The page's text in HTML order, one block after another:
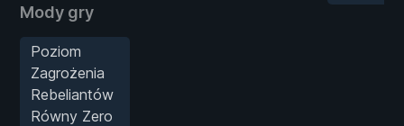
Mody gry
Poziom
Zagrożenia
Rebeliantów
Równy Zero